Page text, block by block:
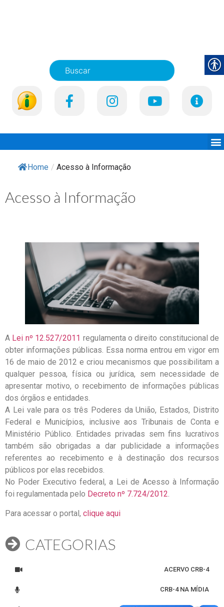
Home / Acesso à Informação
Acesso à Informação
A Lei nº 12.527/2011 regulamenta o direito constitucional de
obter informações públicas. Essa norma entrou em vigor em
16 de maio de 2012 e criou mecanismos que possibilitam a
qualquer pessoa, física ou jurídica, sem necessidade de
apresentar motivo, o recebimento de informações públicas
dos órgãos e entidades.
A Lei vale para os três Poderes da União, Estados, Distrito
Federal e Municípios, inclusive aos Tribunais de Conta e
Ministério Público. Entidades privadas sem fins lucrativos
também são obrigadas a dar publicidade a informações
referentes ao recebimento e à destinação dos recursos
públicos por elas recebidos.
No Poder Executivo federal, a Lei de Acesso à Informação
foi regulamentada pelo Decreto nº 7.724/2012.
Para acessar o portal, clique aqui
CATEGORIAS
ACERVO CRB-4
CRB-4 NA MÍDIA